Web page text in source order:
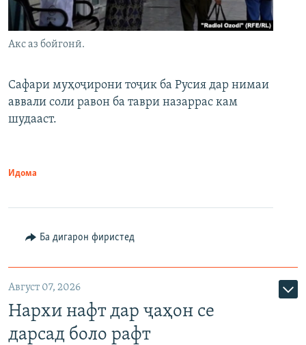
Акс аз бойгонӣ.
Сафари муҳоҷирони тоҷик ба Русия дар нимаи
аввали соли равон ба таври назаррас кам
шудааст.
Идома
Ба дигарон фиристед
Август 07, 2026
Нархи нафт дар ҷаҳон се
дарсад боло рафт